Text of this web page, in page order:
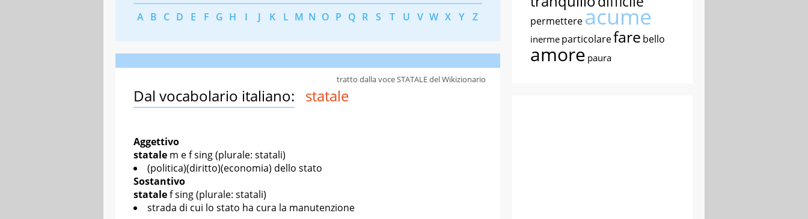
A B C D E F G H I J K L M N O P Q R S T U V W X Y Z
Dal vocabolario italiano: statale
Aggettivo
statale m ef sing(plurale: statali)
(politica)(diritto)(economia) dello stato
Sostantivo
statalef sing(plurale: statali)
strada di cui lo stato ha cura la manutenzione
tratto dalla voce STATALE del Wikizionario
permettereacume
inerme particolarefare bello
amore paura